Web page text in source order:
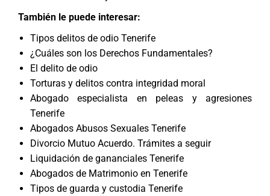
También le puede interesar:
Tipos delitos de odio Tenerife
¿Cuáles son los Derechos Fundamentales?
El delito de odio
Torturas y delitos contra integridad moral
Abogado especialista en peleas y agresiones
Tenerife
Abogados Abusos Sexuales Tenerife
Divorcio Mutuo Acuerdo. Trámites a seguir
Liquidación de gananciales Tenerife
Abogados de Matrimonio en Tenerife
Tipos de guarda y custodia Tenerife